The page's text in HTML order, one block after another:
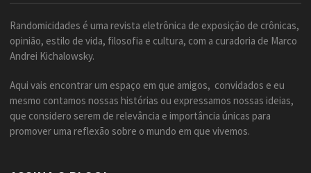
Randomicidades é uma revista eletrônica de exposição de crônicas,
opinião, estilo de vida, filosofia e cultura, com a curadoria de Marco
Andrei Kichalowsky.
Aqui vais encontrar um espaço em que amigos, convidados e eu
mesmo contamos nossas histórias ou expressamos nossas ideias,
que considero serem de relevância e importância únicas para
promover uma reflexão sobre o mundo em que vivemos.